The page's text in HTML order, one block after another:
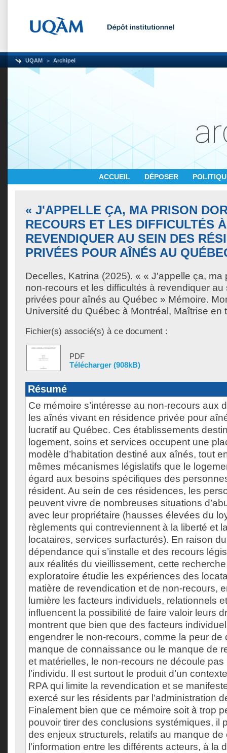
UQAM Archipel
ACCUEIL DÉPOSER
« J'APPELLE ÇA, MA PRISON
RECOURS ET LES DIFFICULTÉS À
REVENDIQUER AU SEIN DES
PRIVÉES POUR AÎNÉS AU
Decelles, Katrina (2025). « « J'appelle ça, ma
non-recours et les difficultés à revendiquer
privées pour aînés au Québec » Mémoire.
Université du Québec à Montréal, Maîtrise en
Fichier(s) associé(s) à ce document :
PDF
Télécharger (908kB)
Résumé
Ce mémoire s’intéresse au non-recours aux
les aînés vivant en résidence privée pour
lucratif au Québec. Ces établissements
logement, soins et services occupent une
modèle d’habitation destiné aux aînés, tout
mêmes mécanismes législatifs que le
égard aux besoins spécifiques des
résident. Au sein de ces résidences, les
peuvent vivre de nombreuses situations
avec leur propriétaire (hausses élevées du
règlements qui contreviennent à la liberté et
locataires, services surfacturés). En raison
dépendance qui s’installe et des recours
aux réalités du vieillissement, cette
exploratoire étudie les expériences des
matière de revendication et de non-recours,
lumière les facteurs individuels, relationnels
influencent la possibilité de faire valoir leurs
montrent que bien que des facteurs
engendrer le non-recours, comme la peur de
manque de connaissance ou le manque de
et matérielles, le non-recours ne découle
l’individu. Il est surtout le produit d’un
RPA qui limite la revendication et se
exercé sur les résidents par l’administration
Finalement bien que ce mémoire soit à trop
pouvoir tirer des conclusions systémiques, il
des enjeux structurels, relatifs au manque de
l’information entre les différents acteurs, à la